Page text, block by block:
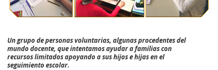
Un grupo de personas voluntarias, algunas procedentes del
mundo docente, que intentamos ayudar a familias con
recursos limitados apoyando a sus hijos e hijas en el
seguimiento escolar.